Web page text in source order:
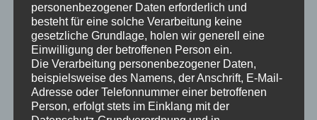
personenbezogener Daten erforderlich und
besteht für eine solche Verarbeitung keine
gesetzliche Grundlage, holen wir generell eine
Einwilligung der betroffenen Person ein.
Die Verarbeitung personenbezogener Daten,
beispielsweise des Namens, der Anschrift, E-Mail-
Adresse oder Telefonnummer einer betroffenen
Person, erfolgt stets im Einklang mit der